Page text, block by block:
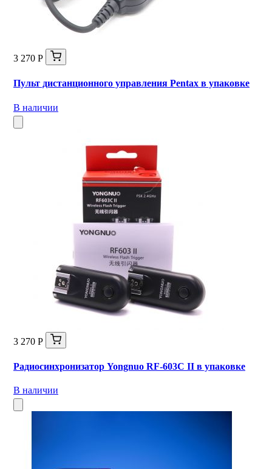
3 270 Р
Пульт дистанционного управления Pentax в упаковке
В наличии
3 270 Р
Радиосинхронизатор Yongnuo RF-603C II в упаковке
В наличии